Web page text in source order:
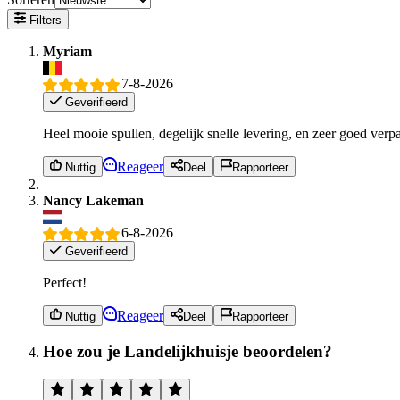
Filters
Myriam
7-8-2026
Geverifieerd
Heel mooie spullen, degelijk snelle levering, en zeer goed
Nuttig Reageer Deel Rapporteer
Nancy Lakeman
6-8-2026
Geverifieerd
Perfect!
Nuttig Reageer Deel Rapporteer
Hoe zou je Landelijkhuisje beoordelen?